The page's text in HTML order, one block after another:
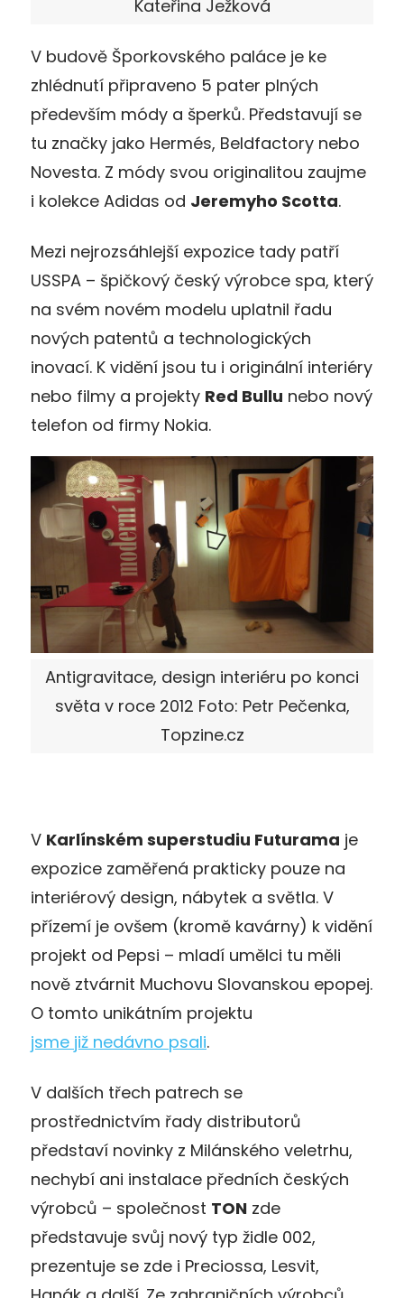
Kateřina Ježková
V budově Šporkovského paláce je ke
zhlédnutí připraveno 5 pater plných
především módy a šperků. Představují se
tu značky jako Hermés, Beldfactory nebo
Novesta. Z módy svou originalitou zaujme
i kolekce Adidas od Jeremyho Scotta.
Mezi nejrozsáhlejší expozice tady patří
USSPA – špičkový český výrobce spa, který
na svém novém modelu uplatnil řadu
nových patentů a technologických
inovací. K vidění jsou tu i originální interiéry
nebo filmy a projekty Red Bullu nebo nový
telefon od firmy Nokia.
Antigravitace, design interiéru po konci
světa v roce 2012 Foto: Petr Pečenka,
Topzine.cz
V Karlínském superstudiu Futurama je
expozice zaměřená prakticky pouze na
interiérový design, nábytek a světla. V
přízemí je ovšem (kromě kavárny) k vidění
projekt od Pepsi – mladí umělci tu měli
nově ztvárnit Muchovu Slovanskou epopej.
O tomto unikátním projektu
jsme již nedávno psali.
V dalších třech patrech se
prostřednictvím řady distributorů
představí novinky z Milánského veletrhu,
nechybí ani instalace předních českých
výrobců – společnost TON zde
představuje svůj nový typ židle 002,
prezentuje se zde i Preciossa, Lesvit,